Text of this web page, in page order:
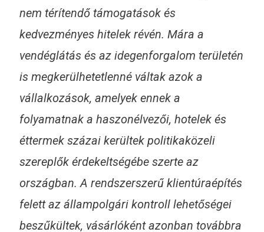
nem térítendő támogatások és
kedvezményes hitelek révén. Mára a
vendéglátás és az idegenforgalom területén
is megkerülhetetlenné váltak azok a
vállalkozások, amelyek ennek a
folyamatnak a haszonélvezői, hotelek és
éttermek százai kerültek politikaközeli
szereplők érdekeltségébe szerte az
országban. A rendszerszerű klientúraépítés
felett az állampolgári kontroll lehetőségei
beszűkültek, vásárlóként azonban továbbra